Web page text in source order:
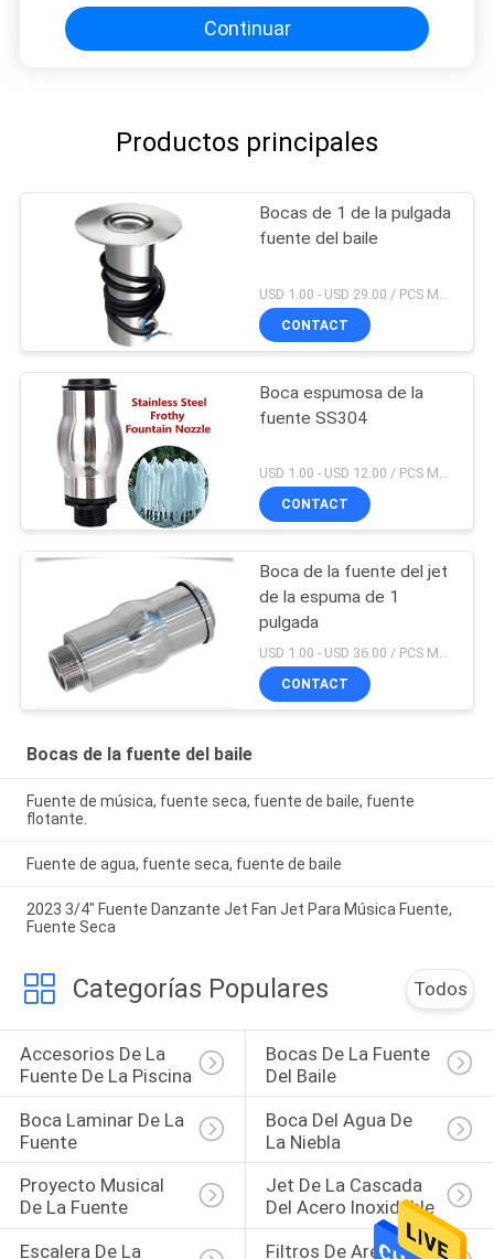
Continuar
Productos principales
Bocas de 1 de la pulgada
fuente del baile
CONTACT
Boca espumosa de la
fuente SS304
USD 1.00 - USD 12.00 / PCS MOQ:PC 1
CONTACT
Boca de la fuente del jet
de la espuma de 1
pulgada
USD 1.00 - USD 36.00 / PCS MOQ:PC 1
CONTACT
Bocas de la fuente del baile
Fuente de música, fuente seca, fuente de baile, fuente
flotante.
Fuente de agua, fuente seca, fuente de baile
2023 3/4" Fuente Danzante Jet Fan Jet Para Música Fuente,
Fuente Seca
Categorías Populares Todos
Accesorios De La
Fuente De La Piscina
Bocas De La Fuente
Del Baile
Boca Laminar De La
Fuente
Boca Del Agua De
La Niebla
Proyecto Musical
De La Fuente
Jet De La Cascada
Del Acero Inoxidable
Escalera De La
Filtros De Arena